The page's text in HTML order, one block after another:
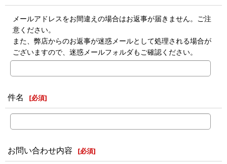
メールアドレスをお間違えの場合はお返事が届きません。ご注
意ください。
また、弊店からのお返事が迷惑メールとして処理される場合が
ございますので、迷惑メールフォルダもご確認ください。
件名 [必須]
お問い合わせ内容 [必須]